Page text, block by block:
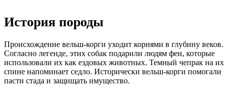
История породы
Происхождение вельш-корги уходит корнями в глубину веков.
Согласно легенде, этих собак подарили людям феи, которые
использовали их как ездовых животных. Темный чепрак на их
спине напоминает седло. Исторически вельш-корги помогали
пасти стада и защищать имущество.